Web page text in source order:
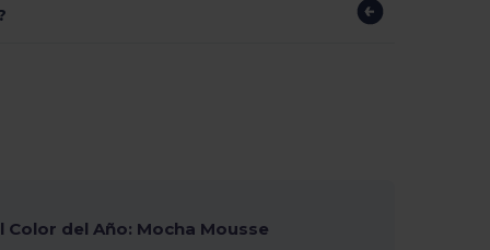
Color del Año: Mocha Mousse